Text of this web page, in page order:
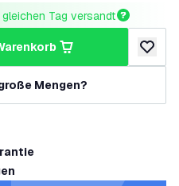
Tag versandt
zur
Mengen?